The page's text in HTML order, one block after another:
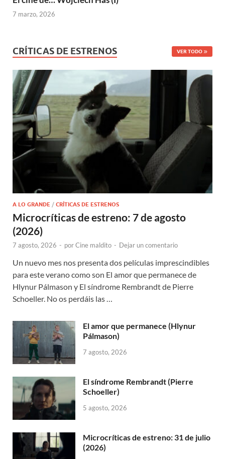
7 marzo, 2026
CRÍTICAS DE ESTRENOS VER TODO
A LO GRANDE / CRÍTICAS DE ESTRENOS
Microcríticas de estreno: 7 de agosto
(2026)
7 agosto, 2026 - porCine maldito - Dejar un comentario
Un nuevo mes nos presenta dos películas imprescindibles
para este verano como son El amor que permanece de
Hlynur Pálmason y El síndrome Rembrandt de Pierre
Schoeller. No os perdáis las …
El amor que permanece (Hlynur
Pálmason)
7 agosto, 2026
El síndrome Rembrandt (Pierre
Schoeller)
5 agosto, 2026
Microcríticas de estreno: 31 de julio
(2026)